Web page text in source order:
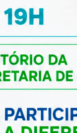
Next